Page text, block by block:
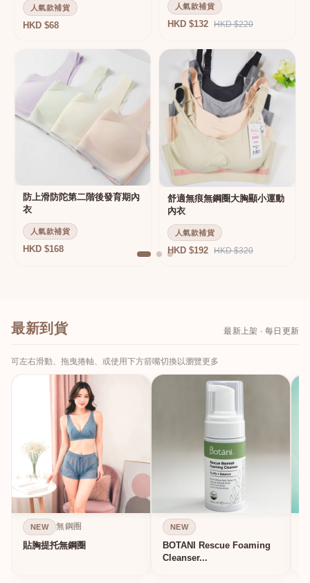
人氣款補貨
HKD $68
人氣款補貨
HKD $132 HKD $220
防上滑防陀第二階後發育期內
衣
人氣款補貨
HKD $168
舒適無痕無鋼圈大胸顯小運動
內衣
人氣款補貨
HKD $192 HKD $320
最新到貨 最新上架 · 每日更新
可左右滑動、拖曳捲軸、或使用下方箭嘴切換以瀏覽更多
NEW 無鋼圈
貼胸提托無鋼圈
NEW
BOTANI Rescue Foaming
Cleanser...